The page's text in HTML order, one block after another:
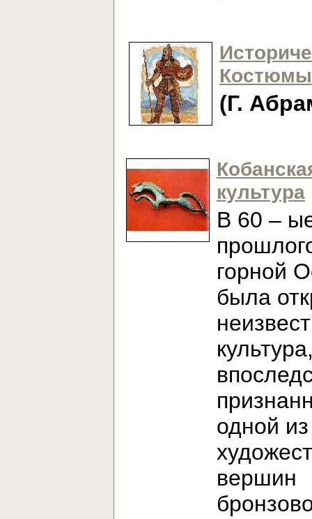
Костюмы
(Г.
культура
В 60 –
горной
была
одной из
вершин